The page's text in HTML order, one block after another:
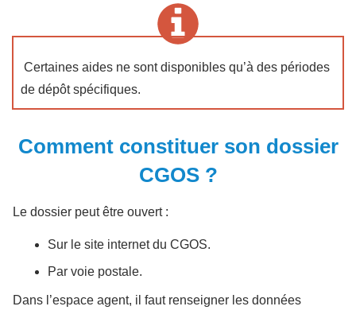
Certaines aides ne sont disponibles qu’à des périodes
de dépôt spécifiques.
Comment constituer son dossier
CGOS ?
Le dossier peut être ouvert :
Sur le site internet du CGOS.
Par voie postale.
Dans l’espace agent, il faut renseigner les données